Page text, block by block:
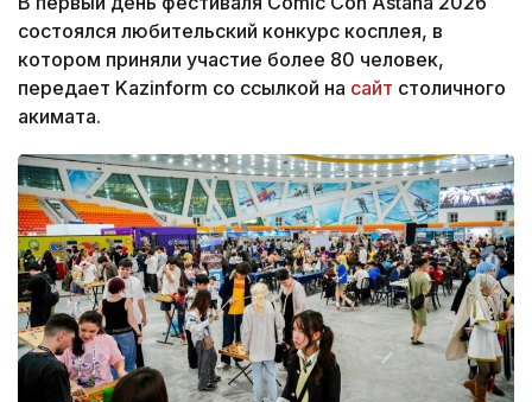
состоялся любительский конкурс косплея, в
котором приняли участие более 80 человек,
передает Kazinform со ссылкой на сайт столичного
акимата.